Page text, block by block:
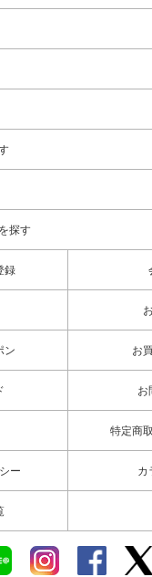
探す
録
ン お
お
特定商
ー カ